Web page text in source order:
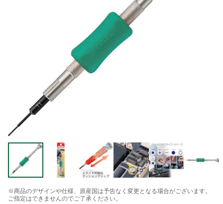
※商品のデザインや仕様、原産国は予告なく変更となる場合がございます。
ご指定はできませんのでご了承ください。